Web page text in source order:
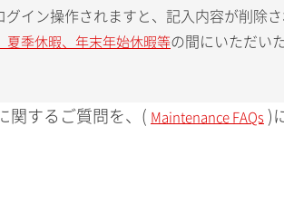
イン操作されますと、記入内容が削除
夏季休暇、年末年始休暇等の間にいただい
関するご質問を、( Maintenance FAQs )